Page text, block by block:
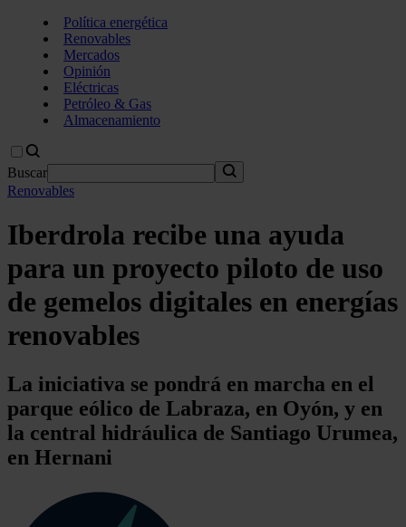
Política energética
Renovables
Mercados
Opinión
Eléctricas
Petróleo & Gas
Almacenamiento
Buscar
Renovables
Iberdrola recibe una ayuda
para un proyecto piloto de uso
de gemelos digitales en energías
renovables
La iniciativa se pondrá en marcha en el
parque eólico de Labraza, en Oyón, y en
la central hidráulica de Santiago Urumea,
en Hernani